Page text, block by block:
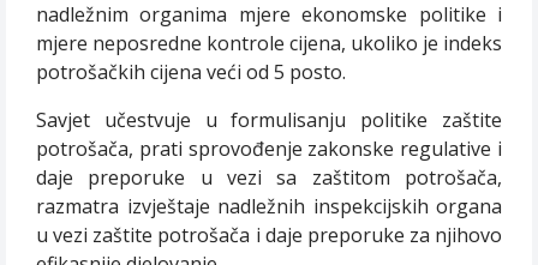
nadležnim organima mjere ekonomske politike i
mjere neposredne kontrole cijena, ukoliko je indeks
potrošačkih cijena veći od 5 posto.
Savjet učestvuje u formulisanju politike zaštite
potrošača, prati sprovođenje zakonske regulative i
daje preporuke u vezi sa zaštitom potrošača,
razmatra izvještaje nadležnih inspekcijskih organa
u vezi zaštite potrošača i daje preporuke za njihovo